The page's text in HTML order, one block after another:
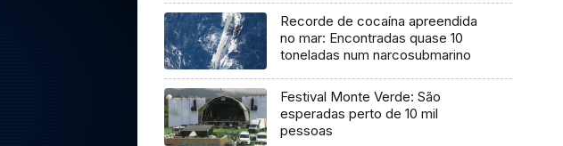
Recorde de cocaína apreendida
no mar: Encontradas quase 10
toneladas num narcosubmarino
Festival Monte Verde: São
esperadas perto de 10 mil
pessoas